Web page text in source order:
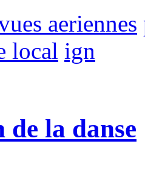
aeriennes
local ign
de la danse